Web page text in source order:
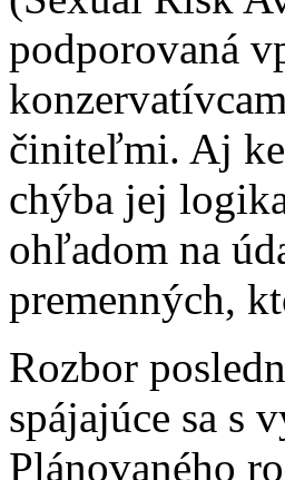
podporovaná
činiteľmi. Aj
chýba jej
ohľadom na
premenných,
Rozbor
spájajúce sa s
Plánovaného